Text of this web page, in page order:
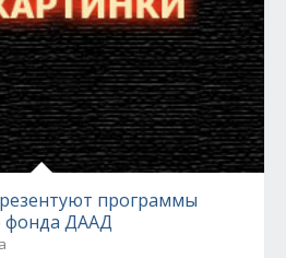
программы
фонда ДААД